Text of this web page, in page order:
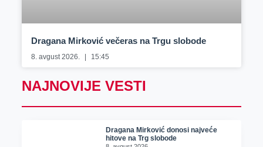
Dragana Mirković večeras na Trgu slobode
8. avgust 2026. 15:45
NAJNOVIJE VESTI
Dragana Mirković donosi najveće
hitove na Trg slobode